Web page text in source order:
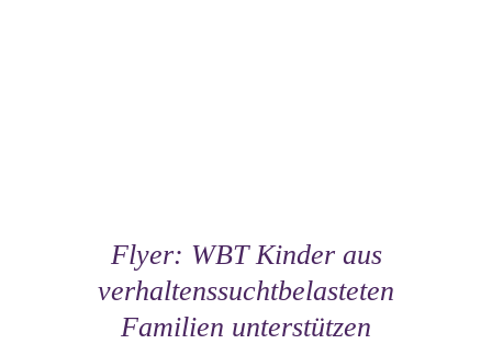
Flyer: WBT Kinder aus
verhaltenssuchtbelasteten
Familien unterstützen